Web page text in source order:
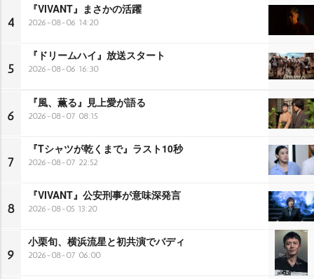
4
『VIVANT』まさかの活躍
2026-08-06 14:20
5
『ドリームハイ』放送スタート
2026-08-06 16:30
6
『風、薫る』見上愛が語る
2026-08-07 08:15
7
『Tシャツが乾くまで』ラスト10秒
2026-08-07 22:52
8
『VIVANT』公安刑事が意味深発言
2026-08-05 13:20
9
小栗旬、横浜流星と初共演でバディ
2026-08-07 06:00